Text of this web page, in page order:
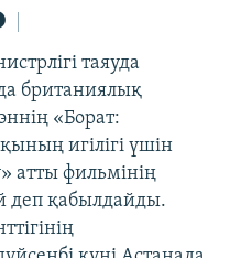
таяуда
британиялық
«Борат:
игілігі үшін
атты фильмінің
деп қабылдайды.